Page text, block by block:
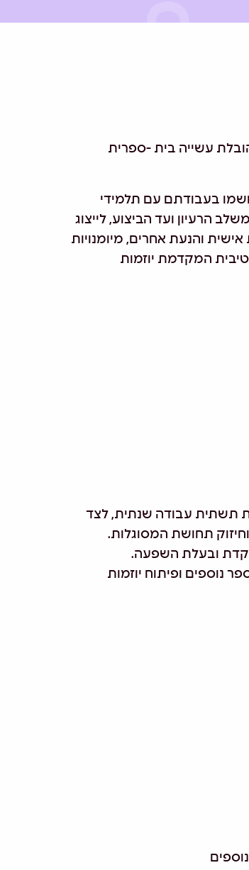
עשייה בית -ספרית
בעבודתם עם תלמידי
הרעיון ועד הביצוע, לייצוג
אישית והנעת אחרים, מיומנויות
המקדמת יוזמות
תשתית עבודה שנתית, לצד
תחושת המסוגלות.
ובעלת השפעה.
נוספים ופיתוח יוזמות